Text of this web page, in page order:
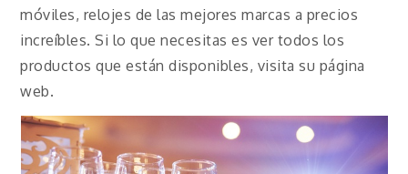
móviles, relojes de las mejores marcas a precios
increíbles. Si lo que necesitas es ver todos los
productos que están disponibles, visita su página
web.